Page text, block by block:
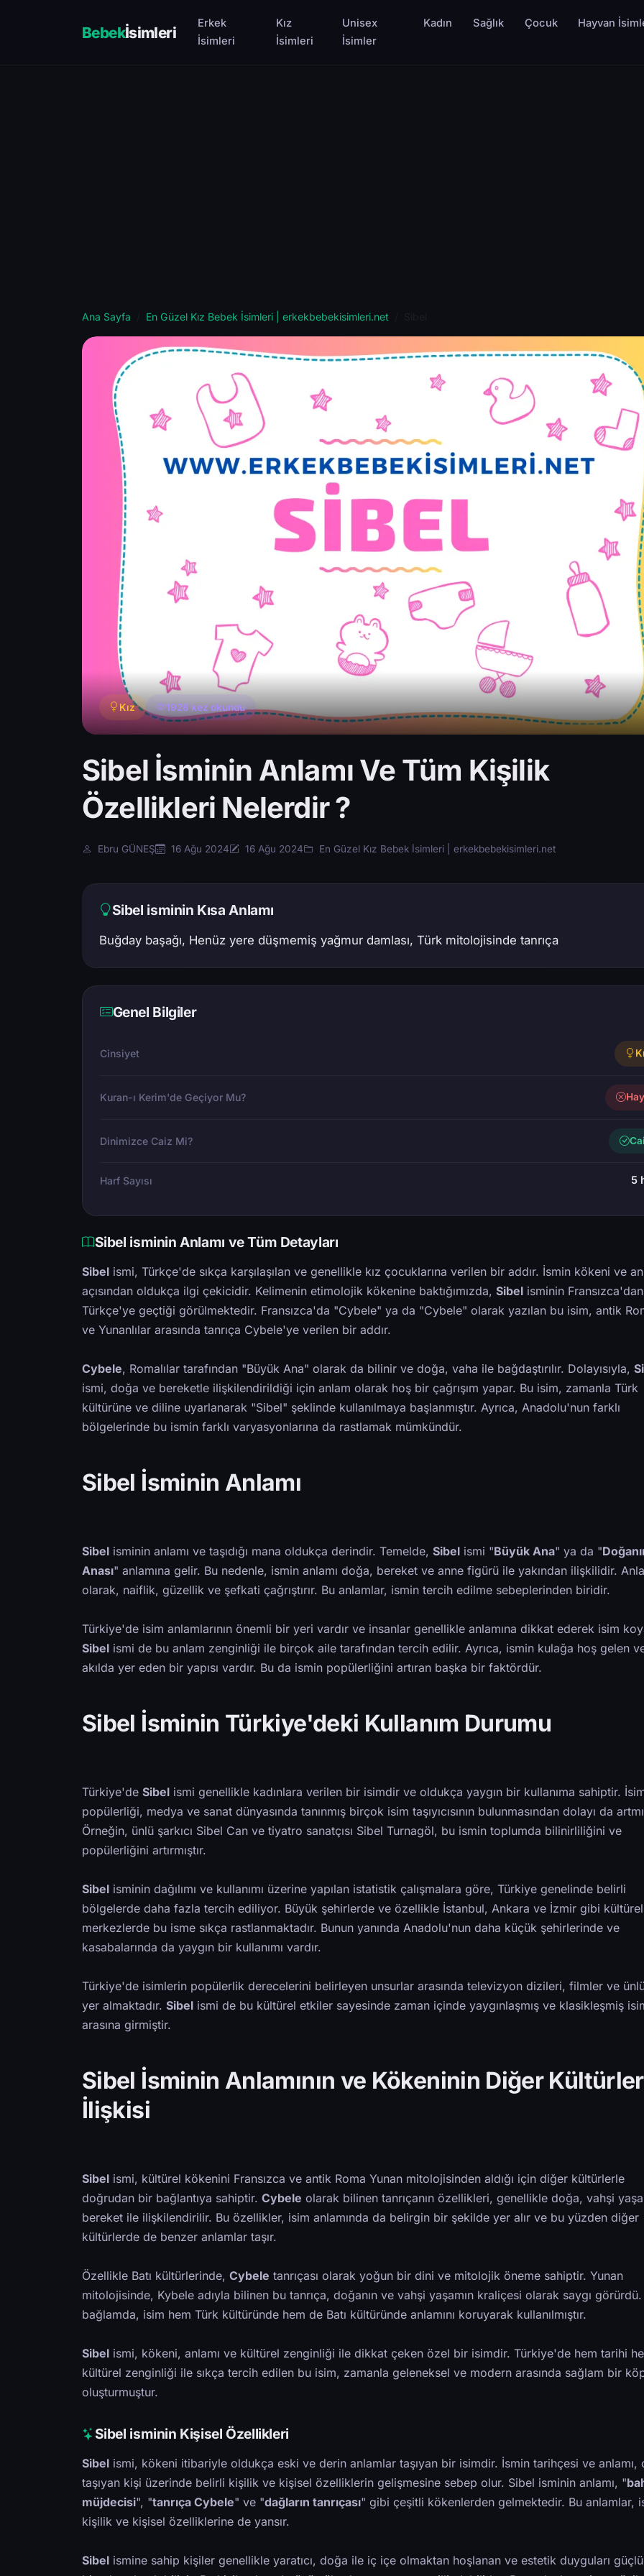
Bebekİsimleri
Erkek
İsimleri
Kız
İsimleri
Unisex
İsimler
Kadın Sağlık Çocuk Hayvan
Ana Sayfa En Güzel Kız Bebek İsimleri | erkekbebekisimleri.net
Kız 1928 kez okundu
Sibel İsminin Anlamı Ve Tüm Kişilik
Özellikleri Nelerdir ?
Ebru GÜNEŞ 16 Ağu 2024 16 Ağu 2024 En Güzel Kız Bebek İsimleri | erkekbebekisimleri.net
Sibel isminin Kısa Anlamı
Buğday başağı, Henüz yere düşmemiş yağmur damlası, Türk mitolojisinde tanrıça
Genel Bilgiler
Cinsiyet
Kuran-ı Kerim'de Geçiyor Mu?
Dinimizce Caiz Mi?
Harf Sayısı 5
Sibel isminin Anlamı ve Tüm Detayları
Sibel ismi, Türkçe'de sıkça karşılaşılan ve genellikle kız çocuklarına verilen bir addır. İsmin kökeni ve
açısından oldukça ilgi çekicidir. Kelimenin etimolojik kökenine baktığımızda, Sibel isminin Fransızca'dan
Türkçe'ye geçtiği görülmektedir. Fransızca'da "Cybele" ya da "Cybele" olarak yazılan bu isim, antik
ve Yunanlılar arasında tanrıça Cybele'ye verilen bir addır.
Cybele, Romalılar tarafından "Büyük Ana" olarak da bilinir ve doğa, vaha ile bağdaştırılır. Dolayısıyla,
ismi, doğa ve bereketle ilişkilendirildiği için anlam olarak hoş bir çağrışım yapar. Bu isim, zamanla Türk
kültürüne ve diline uyarlanarak "Sibel" şeklinde kullanılmaya başlanmıştır. Ayrıca, Anadolu'nun farklı
bölgelerinde bu ismin farklı varyasyonlarına da rastlamak mümkündür.
Sibel İsminin Anlamı
Sibel isminin anlamı ve taşıdığı mana oldukça derindir. Temelde, Sibel ismi "Büyük Ana" ya da "
Anası" anlamına gelir. Bu nedenle, ismin anlamı doğa, bereket ve anne figürü ile yakından ilişkilidir.
olarak, naiflik, güzellik ve şefkati çağrıştırır. Bu anlamlar, ismin tercih edilme sebeplerinden biridir.
Türkiye'de isim anlamlarının önemli bir yeri vardır ve insanlar genellikle anlamına dikkat ederek isim
Sibel ismi de bu anlam zenginliği ile birçok aile tarafından tercih edilir. Ayrıca, ismin kulağa hoş gelen
akılda yer eden bir yapısı vardır. Bu da ismin popülerliğini artıran başka bir faktördür.
Sibel İsminin Türkiye'deki Kullanım Durumu
Türkiye'de Sibel ismi genellikle kadınlara verilen bir isimdir ve oldukça yaygın bir kullanıma sahiptir.
popülerliği, medya ve sanat dünyasında tanınmış birçok isim taşıyıcısının bulunmasından dolayı da
Örneğin, ünlü şarkıcı Sibel Can ve tiyatro sanatçısı Sibel Turnagöl, bu ismin toplumda bilinirliliğini ve
popülerliğini artırmıştır.
Sibel isminin dağılımı ve kullanımı üzerine yapılan istatistik çalışmalara göre, Türkiye genelinde belirli
bölgelerde daha fazla tercih ediliyor. Büyük şehirlerde ve özellikle İstanbul, Ankara ve İzmir gibi kültürel
merkezlerde bu isme sıkça rastlanmaktadır. Bunun yanında Anadolu'nun daha küçük şehirlerinde ve
kasabalarında da yaygın bir kullanımı vardır.
Türkiye'de isimlerin popülerlik derecelerini belirleyen unsurlar arasında televizyon dizileri, filmler ve
yer almaktadır. Sibel ismi de bu kültürel etkiler sayesinde zaman içinde yaygınlaşmış ve klasikleşmiş
arasına girmiştir.
Sibel İsminin Anlamının ve Kökeninin Diğer
İlişkisi
Sibel ismi, kültürel kökenini Fransızca ve antik Roma Yunan mitolojisinden aldığı için diğer kültürlerle
doğrudan bir bağlantıya sahiptir. Cybele olarak bilinen tanrıçanın özellikleri, genellikle doğa, vahşi
bereket ile ilişkilendirilir. Bu özellikler, isim anlamında da belirgin bir şekilde yer alır ve bu yüzden diğer
kültürlerde de benzer anlamlar taşır.
Özellikle Batı kültürlerinde, Cybele tanrıçası olarak yoğun bir dini ve mitolojik öneme sahiptir. Yunan
mitolojisinde, Kybele adıyla bilinen bu tanrıça, doğanın ve vahşi yaşamın kraliçesi olarak saygı görürdü.
bağlamda, isim hem Türk kültüründe hem de Batı kültüründe anlamını koruyarak kullanılmıştır.
Sibel ismi, kökeni, anlamı ve kültürel zenginliği ile dikkat çeken özel bir isimdir. Türkiye'de hem tarihi
kültürel zenginliği ile sıkça tercih edilen bu isim, zamanla geleneksel ve modern arasında sağlam bir
oluşturmuştur.
Sibel isminin Kişisel Özellikleri
Sibel ismi, kökeni itibariyle oldukça eski ve derin anlamlar taşıyan bir isimdir. İsmin tarihçesi ve anlamı,
taşıyan kişi üzerinde belirli kişilik ve kişisel özelliklerin gelişmesine sebep olur. Sibel isminin anlamı, "
müjdecisi", "tanrıça Cybele" ve "dağların tanrıçası" gibi çeşitli kökenlerden gelmektedir. Bu anlamlar,
kişilik ve kişisel özelliklerine de yansır.
Sibel ismine sahip kişiler genellikle yaratıcı, doğa ile iç içe olmaktan hoşlanan ve estetik duyguları güçlü